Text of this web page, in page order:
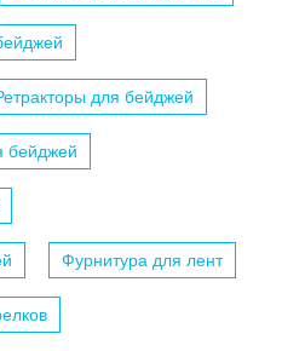
для бейджей
бейджей
Фурнитура для лент